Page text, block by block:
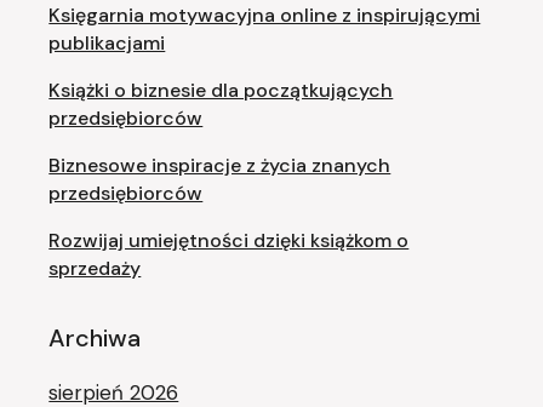
Księgarnia motywacyjna online z inspirującymi
publikacjami
Książki o biznesie dla początkujących
przedsiębiorców
Biznesowe inspiracje z życia znanych
przedsiębiorców
Rozwijaj umiejętności dzięki książkom o
sprzedaży
Archiwa
sierpień 2026